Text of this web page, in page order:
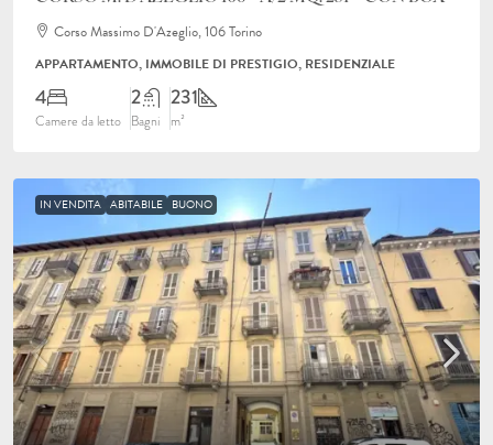
Corso Massimo D'Azeglio, 106 Torino
APPARTAMENTO, IMMOBILE DI PRESTIGIO, RESIDENZIALE
4
Camere da letto
2
Bagni
231
m²
IN VENDITA ABITABILE BUONO